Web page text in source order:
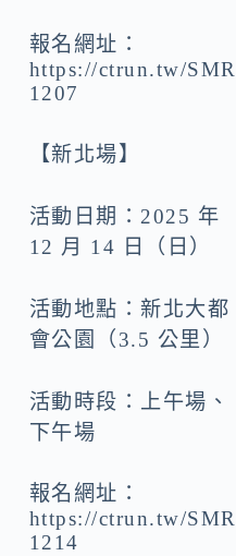
報名網址：
https://ctrun.tw/SMR
1207
【新北場】
活動日期：2025 年
12 月 14 日（日）
活動地點：新北大都
會公園（3.5 公里）
活動時段：上午場、
下午場
報名網址：
https://ctrun.tw/SMR
1214